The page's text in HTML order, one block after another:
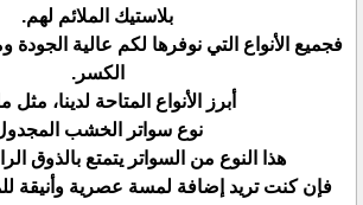
بلاستيك الملائم لهم.
فجميع الأنواع التي نوفرها لكم عالية الجودة
الكسر.
أبرز الأنواع المتاحة لدينا، مثل
نوع سواتر الخشب
هذا النوع من السواتر يتمتع بالذوق
فإن كنت تريد إضافة لمسة عصرية وأنيقة